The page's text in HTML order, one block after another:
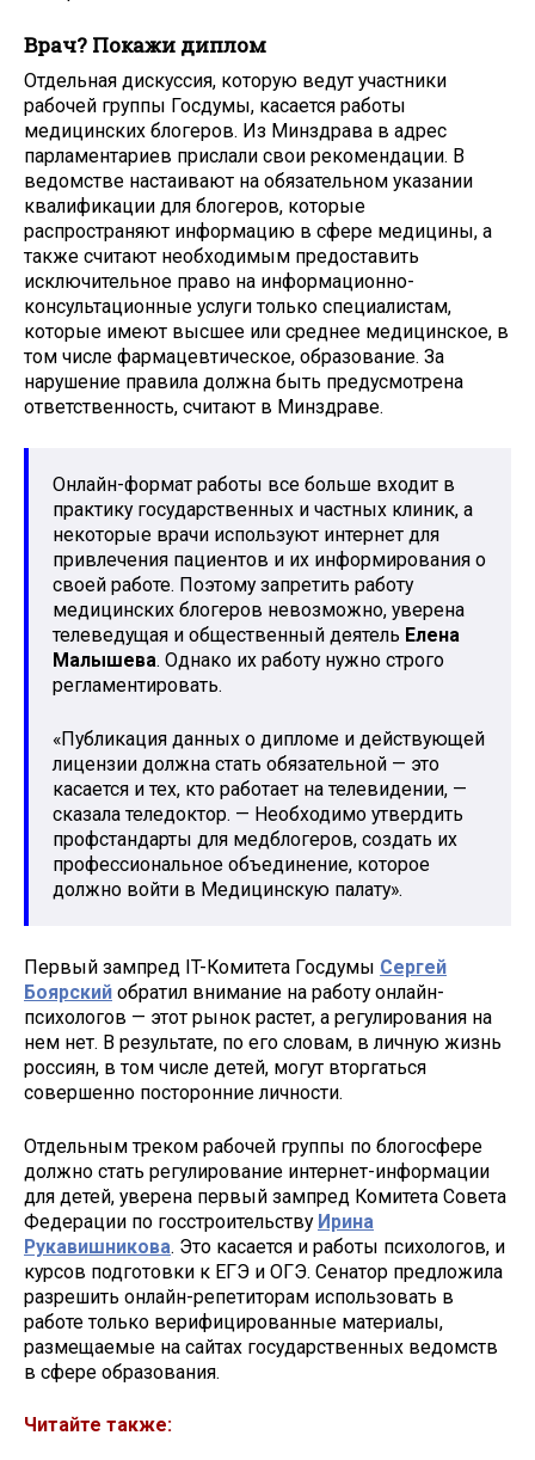
Врач? Покажи диплом
Отдельная дискуссия, которую ведут участники
рабочей группы Госдумы, касается работы
медицинских блогеров. Из Минздрава в адрес
парламентариев прислали свои рекомендации. В
ведомстве настаивают на обязательном указании
квалификации для блогеров, которые
распространяют информацию в сфере медицины, а
также считают необходимым предоставить
исключительное право на информационно-
консультационные услуги только специалистам,
которые имеют высшее или среднее медицинское, в
том числе фармацевтическое, образование. За
нарушение правила должна быть предусмотрена
ответственность, считают в Минздраве.
Онлайн-формат работы все больше входит в
практику государственных и частных клиник, а
некоторые врачи используют интернет для
привлечения пациентов и их информирования о
своей работе. Поэтому запретить работу
медицинских блогеров невозможно, уверена
телеведущая и общественный деятель Елена
Малышева. Однако их работу нужно строго
регламентировать.
«Публикация данных о дипломе и действующей
лицензии должна стать обязательной — это
касается и тех, кто работает на телевидении, —
сказала теледоктор. — Необходимо утвердить
профстандарты для медблогеров, создать их
профессиональное объединение, которое
должно войти в Медицинскую палату».
Первый зампред IT-Комитета Госдумы Сергей
Боярский обратил внимание на работу онлайн-
психологов — этот рынок растет, а регулирования на
нем нет. В результате, по его словам, в личную жизнь
россиян, в том числе детей, могут вторгаться
совершенно посторонние личности.
Отдельным треком рабочей группы по блогосфере
должно стать регулирование интернет-информации
для детей, уверена первый зампред Комитета Совета
Федерации по госстроительству Ирина
Рукавишникова. Это касается и работы психологов, и
курсов подготовки к ЕГЭ и ОГЭ. Сенатор предложила
разрешить онлайн-репетиторам использовать в
работе только верифицированные материалы,
размещаемые на сайтах государственных ведомств
в сфере образования.
Читайте также: